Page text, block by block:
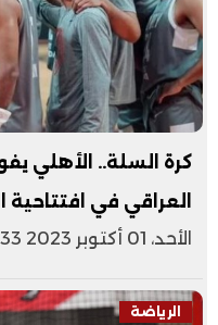
كرة السلة.. الأهلي
العراقي في افتتاحية
الأحد، 01 أكتوبر 2023 03:33 م
الرياضة